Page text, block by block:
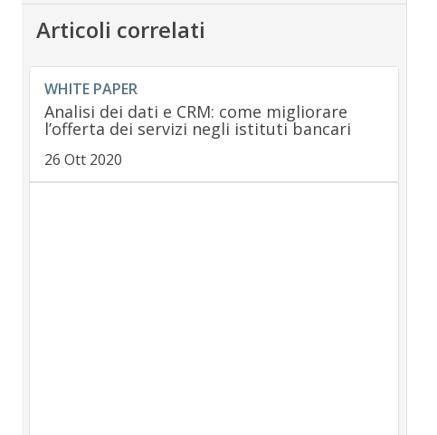
Articoli correlati
WHITE PAPER
Analisi dei dati e CRM: come migliorare
l’offerta dei servizi negli istituti bancari
26 Ott 2020